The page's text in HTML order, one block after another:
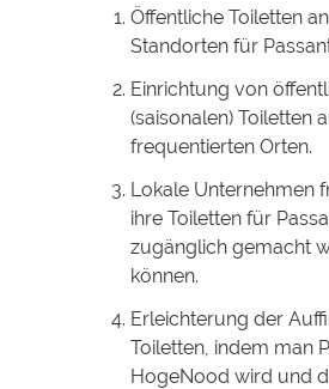
Öffentliche Toiletten
Standorten für
Einrichtung von
(saisonalen) Toiletten
frequentierten Orten.
Lokale Unternehmen
ihre Toiletten für
zugänglich gemacht
können.
Erleichterung der
Toiletten, indem man
HogeNood wird und